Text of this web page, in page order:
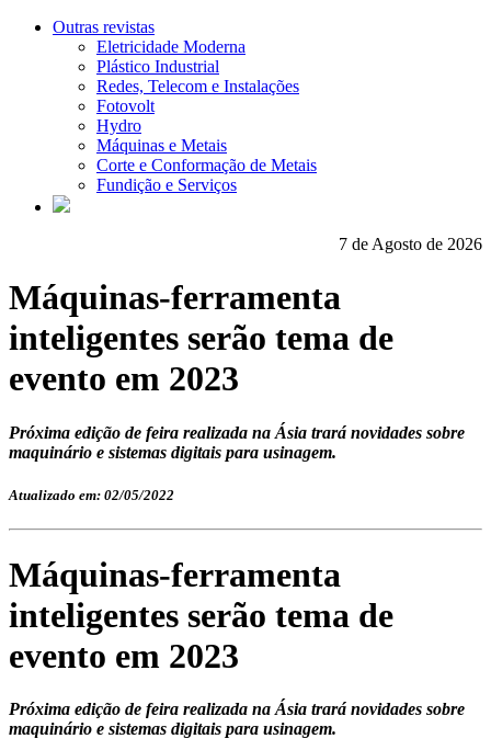
Outras revistas
Eletricidade Moderna
Plástico Industrial
Redes, Telecom e Instalações
Fotovolt
Hydro
Máquinas e Metais
Corte e Conformação de Metais
Fundição e Serviços
7 de Agosto de 2026
Máquinas-ferramenta
inteligentes serão tema de
evento em 2023
Próxima edição de feira realizada na Ásia trará novidades sobre
maquinário e sistemas digitais para usinagem.
Atualizado em: 02/05/2022
Máquinas-ferramenta
inteligentes serão tema de
evento em 2023
Próxima edição de feira realizada na Ásia trará novidades sobre
maquinário e sistemas digitais para usinagem.